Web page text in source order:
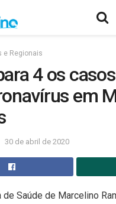
e Regionais
4 os
em
30 de abril de 2020
de Saúde de Marcelino